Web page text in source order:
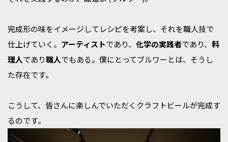
完成形の味をイメージしてレシピを考案し、それを職人技で
仕上げていく。 アーティストであり、 化学の実践者であり、 料
理人であり職人でもある。僕にとってブルワーとは、そうし
た存在です。
こうして、皆さんに楽しんでいただくクラフトビールが完成す
るのです。